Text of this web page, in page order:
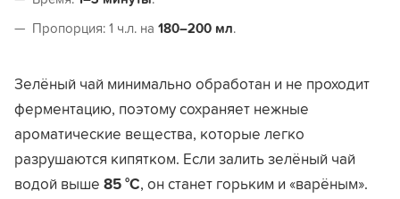
Пропорция: 1 ч.л. на 180–200 мл.
Зелёный чай минимально обработан и не проходит
ферментацию, поэтому сохраняет нежные
ароматические вещества, которые легко
разрушаются кипятком. Если залить зелёный чай
водой выше 85 °C, он станет горьким и «варёным».